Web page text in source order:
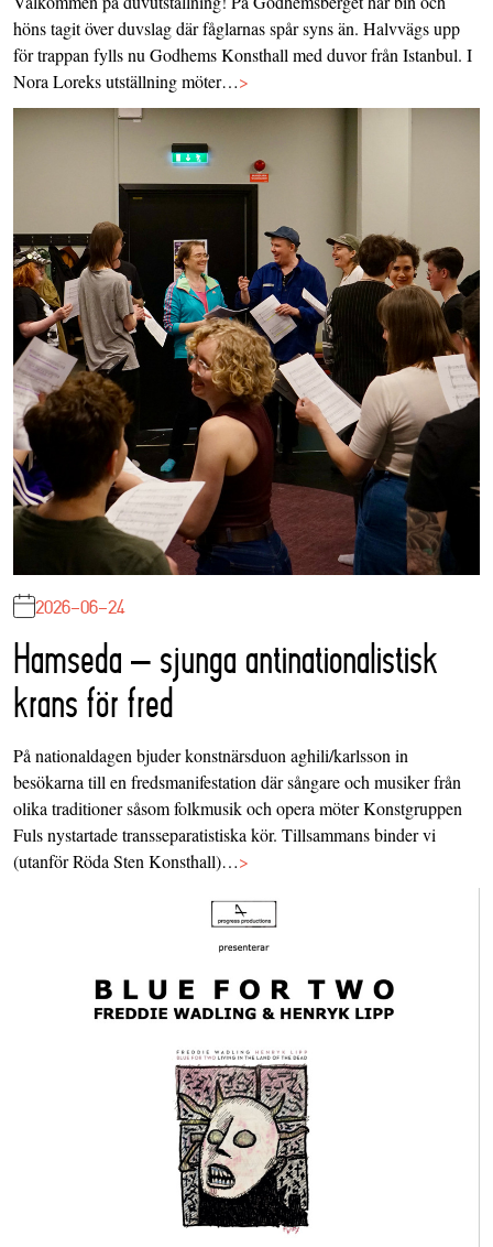
höns tagit över duvslag där fåglarnas spår syns än. Halvvägs upp
för trappan fylls nu Godhems Konsthall med duvor från Istanbul. I
Nora Loreks utställning möter…>
2026-06-24
Hamseda – sjunga antinationalistisk
krans för fred
På nationaldagen bjuder konstnärsduon aghili/karlsson in
besökarna till en fredsmanifestation där sångare och musiker från
olika traditioner såsom folkmusik och opera möter Konstgruppen
Fuls nystartade transseparatistiska kör. Tillsammans binder vi
(utanför Röda Sten Konsthall)…>